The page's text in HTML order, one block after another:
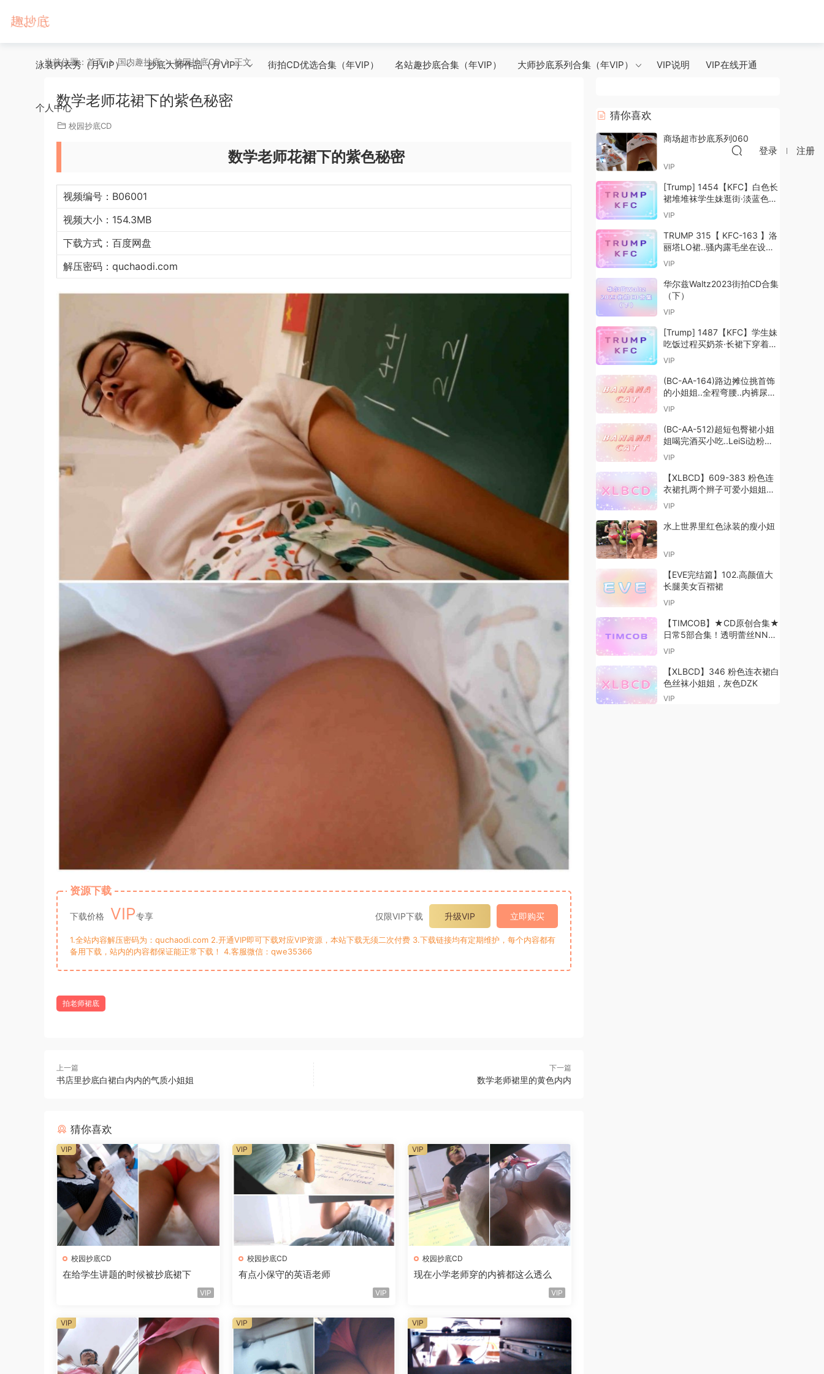
泳装内衣秀（月VIP） 抄底大师作品（月VIP） 街拍CD优选合集（年VIP） 名站趣抄底合集（年VIP） 大师抄底系列合集（年VIP） VIP说明 VIP在线开通
个人中心
登录 注册
当前位置： 首页 国内趣抄底 校园抄底CD 正文
数学老师花裙下的紫色秘密
校园抄底CD
数学老师花裙下的紫色秘密
视频编号：B06001
视频大小：154.3MB
下载方式：百度网盘
解压密码：quchaodi.com
资源下载
下载价格 VIP专享 仅限VIP下载 升级VIP 立即购买
1.全站内容解压密码为：quchaodi.com 2.开通VIP即可下载对应VIP资源，本站下载无须二次付费 3.下载链接均有定期维护，每个内容都有
备用下载，站内的内容都保证能正常下载！ 4.客服微信：qwe35366
拍老师裙底
上一篇
书店里抄底白裙白内内的气质小姐姐
下一篇
数学老师裙里的黄色内内
猜你喜欢
校园抄底CD
在给学生讲题的时候被抄底裙下
VIP
VIP
校园抄底CD
有点小保守的英语老师
VIP
VIP
校园抄底CD
现在小学老师穿的内裤都这么透么
VIP
VIP
VIP VIP VIP
猜你喜欢
商场超市抄底系列060
VIP
[Trump] 1454【KFC】白色长
裙堆堆袜学生妹逛街·淡蓝色内
前后CD
VIP
TRUMP 315【 KFC-163 】洛
丽塔LO裙..骚内露毛坐在设备
上..多设备cd
VIP
华尔兹Waltz2023街拍CD合集
（下）
VIP
[Trump] 1487【KFC】学生妹
吃饭过程买奶茶·长裙下穿着粉
色内
VIP
(BC-AA-164)路边摊位挑首饰
的小姐姐..全程弯腰..内裤尿黄
了
VIP
(BC-AA-512)超短包臀裙小姐
姐喝完酒买小吃..LeiSi边粉内
被CD
VIP
【XLBCD】609-383 粉色连
衣裙扎两个辫子可爱小姐姐，
蓝色内内
VIP
水上世界里红色泳装的瘦小妞
VIP
【EVE完结篇】102.高颜值大
长腿美女百褶裙
VIP
【TIMCOB】★CD原创合集★
日常5部合集！透明蕾丝NN！
甩！
VIP
【XLBCD】346 粉色连衣裙白
色丝袜小姐姐，灰色DZK
VIP